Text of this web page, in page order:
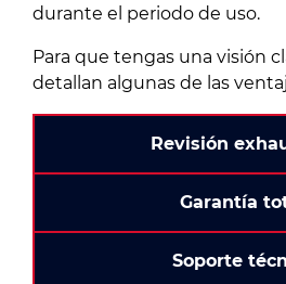
durante el periodo de uso.
Para que tengas una visión
detallan algunas de las
Revisión
Garantía
Soporte